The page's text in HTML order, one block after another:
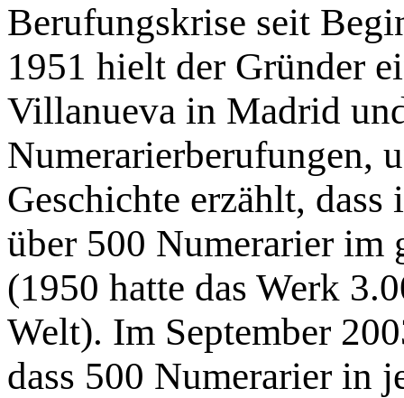
Berufungskrise seit
1951 hielt der Gründer
Villanueva in Madrid
Numerarierberufungen,
Geschichte erzählt,
über 500 Numerarier im
(1950 hatte das Werk
Welt). Im September
dass 500 Numerarier in